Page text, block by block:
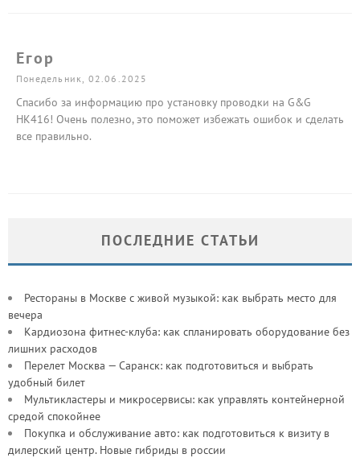
Егор
Понедельник, 02.06.2025
Спасибо за информацию про установку проводки на G&G
HK416! Очень полезно, это поможет избежать ошибок и сделать
все правильно.
ПОСЛЕДНИЕ СТАТЬИ
Рестораны в Москве с живой музыкой: как выбрать место для
вечера
Кардиозона фитнес-клуба: как спланировать оборудование без
лишних расходов
Перелет Москва — Саранск: как подготовиться и выбрать
удобный билет
Мультикластеры и микросервисы: как управлять контейнерной
средой спокойнее
Покупка и обслуживание авто: как подготовиться к визиту в
дилерский центр. Новые гибриды в россии